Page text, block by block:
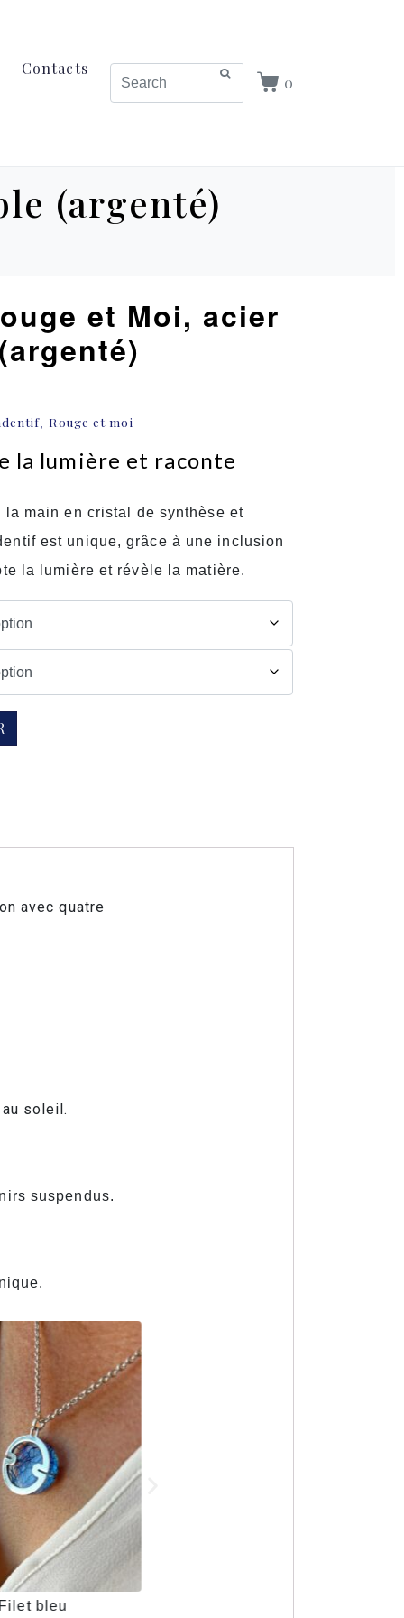
Contacts
0
(argenté)
et Moi, acier
, Rouge et moi
la lumière et raconte
main en cristal de synthèse et
est unique, grâce à une inclusion
la lumière et révèle la matière.
avec quatre
soleil.
suspendus.
Filet bleu